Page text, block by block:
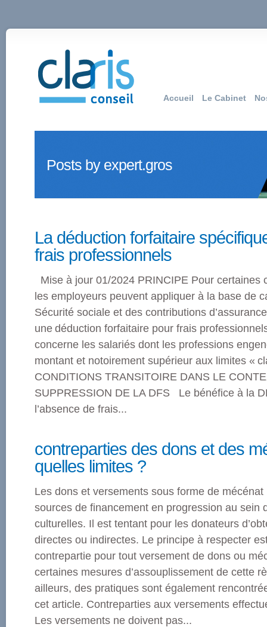
Accueil Le Cabinet
Posts by expert.gros
La déduction forfaitaire
frais professionnels
Mise à jour 01/2024 PRINCIPE Pour certaines
les employeurs peuvent appliquer à la base de
Sécurité sociale et des contributions
une déduction forfaitaire pour frais
concerne les salariés dont les professions
montant et notoirement supérieur aux limites «
CONDITIONS TRANSITOIRE DANS LE
SUPPRESSION DE LA DFS Le bénéfice à la
l’absence de frais...
contreparties des dons et des
quelles limites ?
Les dons et versements sous forme de
sources de financement en progression au sein
culturelles. Il est tentant pour les donateurs
directes ou indirectes. Le principe à respecter
contrepartie pour tout versement de dons ou
certaines mesures d’assouplissement de cette
ailleurs, des pratiques sont également
cet article. Contreparties aux versements
Les versements ne doivent pas...